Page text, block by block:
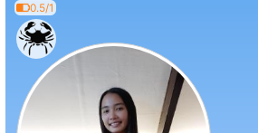
0.5/1